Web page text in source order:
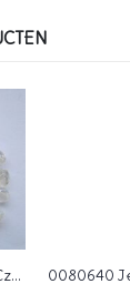
0150136 Crystal Hematiet Czech Glass Facet Firepolish 4mm 50 stuks